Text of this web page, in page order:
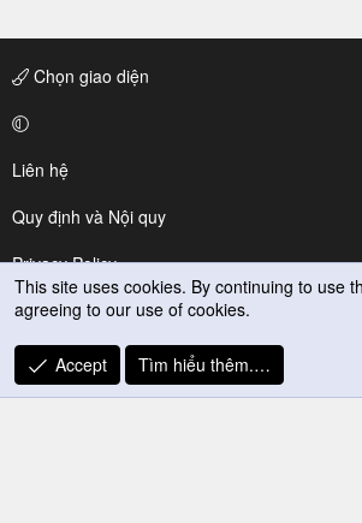
Chọn giao diện
Liên hệ
Quy định và Nội quy
Privacy Policy
Trợ giúp
R
S
This site uses cookies. By continuing to use
agreeing to our use of cookies.
Accept Tìm hiểu thêm.…